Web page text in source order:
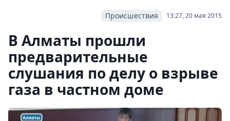
13:27, 20 мая 2015
Происшествия
В Алматы прошли
предварительные
слушания по делу о взрыве
газа в частном доме